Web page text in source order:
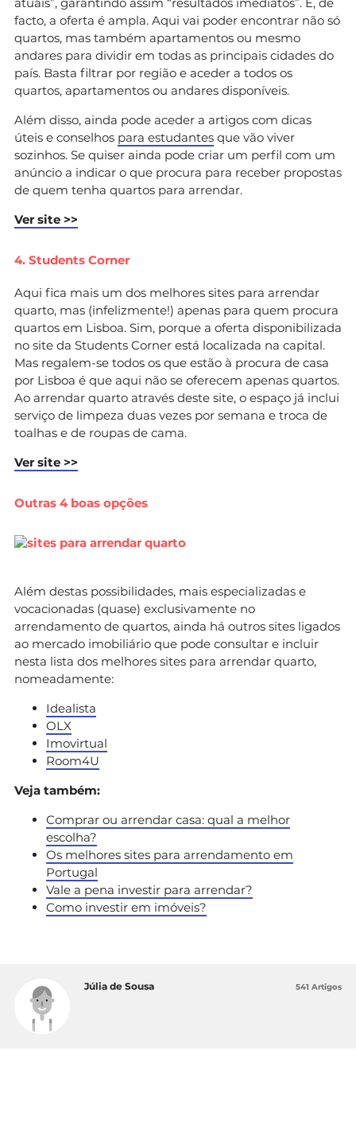
facto, a oferta é ampla. Aqui vai poder encontrar não só
quartos, mas também apartamentos ou mesmo
andares para dividir em todas as principais cidades do
país. Basta filtrar por região e aceder a todos os
quartos, apartamentos ou andares disponíveis.
Além disso, ainda pode aceder a artigos com dicas
úteis e conselhos para estudantes que vão viver
sozinhos. Se quiser ainda pode criar um perfil com um
anúncio a indicar o que procura para receber propostas
de quem tenha quartos para arrendar.
Ver site >>
4. Students Corner
Aqui fica mais um dos melhores sites para arrendar
quarto, mas (infelizmente!) apenas para quem procura
quartos em Lisboa. Sim, porque a oferta disponibilizada
no site da Students Corner está localizada na capital.
Mas regalem-se todos os que estão à procura de casa
por Lisboa é que aqui não se oferecem apenas quartos.
Ao arrendar quarto através deste site, o espaço já inclui
serviço de limpeza duas vezes por semana e troca de
toalhas e de roupas de cama.
Ver site >>
Outras 4 boas opções
Além destas possibilidades, mais especializadas e
vocacionadas (quase) exclusivamente no
arrendamento de quartos, ainda há outros sites ligados
ao mercado imobiliário que pode consultar e incluir
nesta lista dos melhores sites para arrendar quarto,
nomeadamente:
Idealista
OLX
Imovirtual
Room4U
Veja também:
Comprar ou arrendar casa: qual a melhor
escolha?
Os melhores sites para arrendamento em
Portugal
Vale a pena investir para arrendar?
Como investir em imóveis?
Júlia de Sousa 541 Artigos